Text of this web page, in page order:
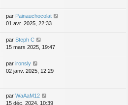
par Painauchocolat
01 avr. 2025, 22:33
par Steph C
15 mars 2025, 19:47
par ironsly
02 janv. 2025, 12:29
par WaAaM12
15 déc. 2024, 10:39